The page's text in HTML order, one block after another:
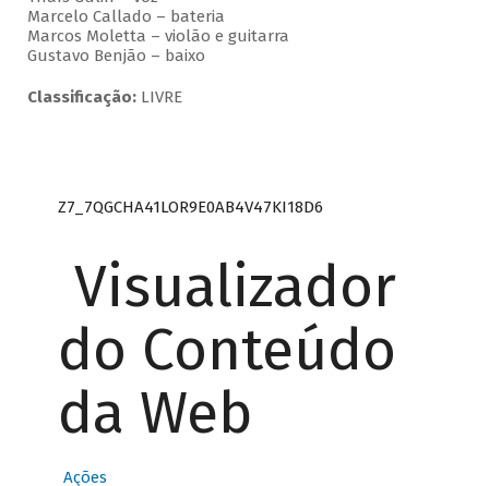
Marcelo Callado – bateria
Marcos Moletta – violão e guitarra
Gustavo Benjão – baixo
Classificação: LIVRE
Z7_7QGCHA41LOR9E0AB4V47KI18D6
Visualizador
do Conteúdo
da Web
Ações